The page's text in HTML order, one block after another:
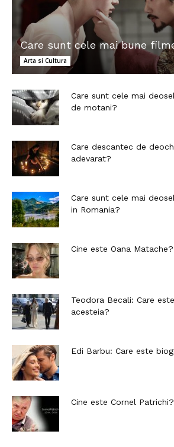
Care sunt cele mai bune
Arta si Cultura
Care sunt cele mai
de motani?
Care descantec de
adevarat?
Care sunt cele mai
in Romania?
Cine este Oana
Teodora Becali: Care
acesteia?
Edi Barbu: Care este
Cine este Cornel